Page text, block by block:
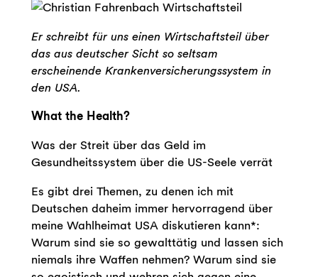
Er schreibt für uns einen Wirtschaftsteil über
das aus deutscher Sicht so seltsam
erscheinende Krankenversicherungssystem in
den USA.
What the Health?
Was der Streit über das Geld im
Gesundheitssystem über die US-Seele verrät
Es gibt drei Themen, zu denen ich mit
Deutschen daheim immer hervorragend über
meine Wahlheimat USA diskutieren kann*:
Warum sind sie so gewalttätig und lassen sich
niemals ihre Waffen nehmen? Warum sind sie